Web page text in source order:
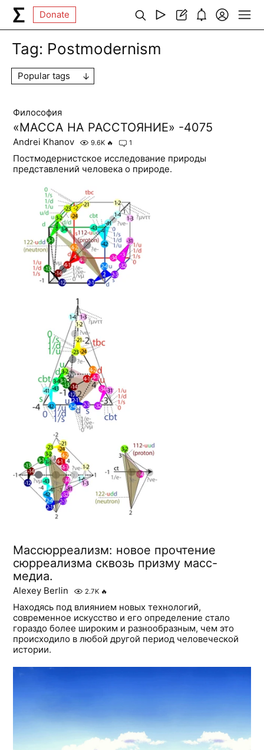
Donate
Tag: Postmodernism
Popular tags
Философия
«МАССА НА РАССТОЯНИЕ» -4075
Andrei Khanov 9.6K 🔥 1
Постмодернистское исследование природы
представлений человека о природе.
Массюрреализм: новое прочтение
сюрреализма сквозь призму масс-
медиа.
Alexey Berlin 2.7K 🔥
Находясь под влиянием новых технологий,
современное искусство и его определение стало
гораздо более широким и разнообразным, чем это
происходило в любой другой период человеческой
истории.